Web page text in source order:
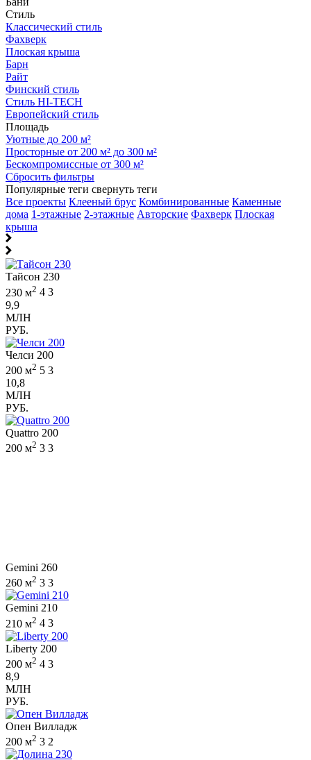
Стиль
Классический стиль
Фахверк
Плоская крыша
Барн
Райт
Финский стиль
Стиль HI-TECH
Европейский стиль
Площадь
Уютные до 200 м²
Просторные от 200 м² до 300 м²
Бескомпромиссные от 300 м²
Сбросить фильтры
Популярные теги свернуть теги
Все проекты Клееный брус Комбинированные Каменные
дома 1-этажные 2-этажные Авторские Фахверк Плоская
крыша
Тайсон 230
230 м2 4 3
9,9
МЛН
РУБ.
Челси 200
200 м2 5 3
10,8
МЛН
РУБ.
Quattro 200
200 м2 3 3
Gemini 260
260 м2 3 3
Gemini 210
210 м2 4 3
Liberty 200
200 м2 4 3
8,9
МЛН
РУБ.
Опен Вилладж
200 м2 3 2